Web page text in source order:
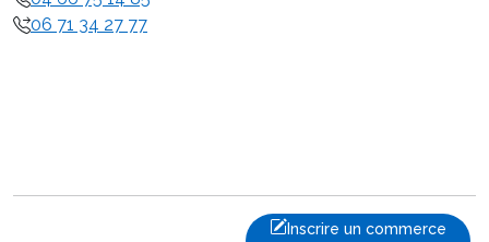
06 71 34 27 77
Inscrire un commerce